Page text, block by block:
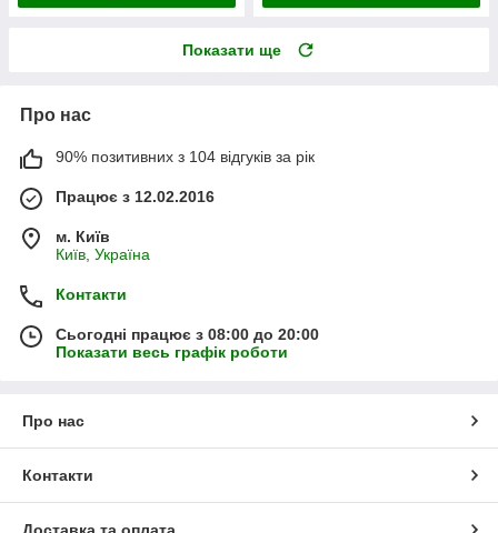
Показати ще
Про нас
90% позитивних з 104 відгуків за рік
Працює з 12.02.2016
м. Київ
Київ, Україна
Контакти
Сьогодні працює з 08:00 до 20:00
Показати весь графік роботи
Про нас
Контакти